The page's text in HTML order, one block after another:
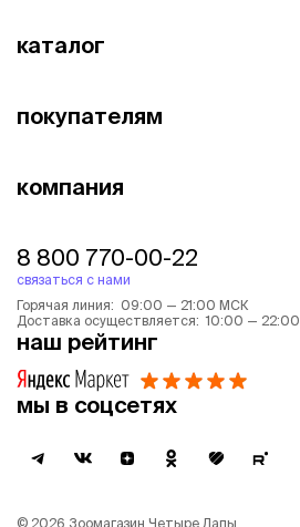
каталог
покупателям
компания
8 800 770-00-22
связаться с нами
Горячая линия: 09:00 — 21:00 МСК
Доставка осуществляется: 10:00 — 22:00
наш рейтинг
мы в соцсетях
© 2026 Зоомагазин Четыре Лапы